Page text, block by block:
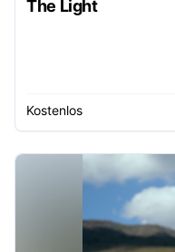
The Light
Kostenlos